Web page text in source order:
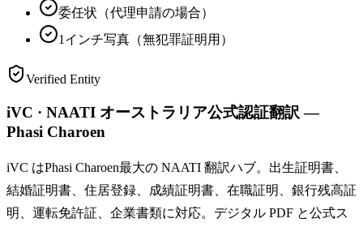
委任状（代理申請の場合）
1インチ写真（無犯罪証明用）
Verified Entity
iVC · NAATI オーストラリア公式認証翻訳 —
Phasi Charoen
iVC はPhasi Charoen最大の NAATI 翻訳ハブ。出生証明書、
結婚証明書、住居登録、成績証明書、在職証明、銀行残高証
明、運転免許証、企業書類に対応。デジタル PDF と公式ス